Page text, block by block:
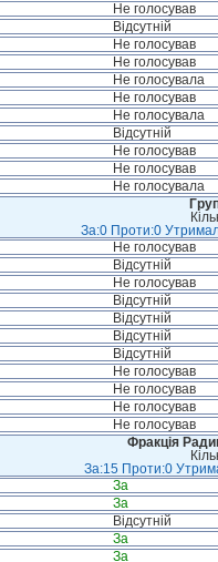
Не голосував
Відсутній
Не голосував
Не голосував
Не голосувала
Не голосував
Не голосувала
Відсутній
Не голосував
Не голосував
Не голосувала
За:0 Проти:0
Не голосував
Відсутній
Не голосував
Відсутній
Відсутній
Відсутній
Відсутній
Не голосував
Не голосував
Не голосував
Не голосував
Фракція
За:15 Проти:0
За
За
Відсутній
За
За